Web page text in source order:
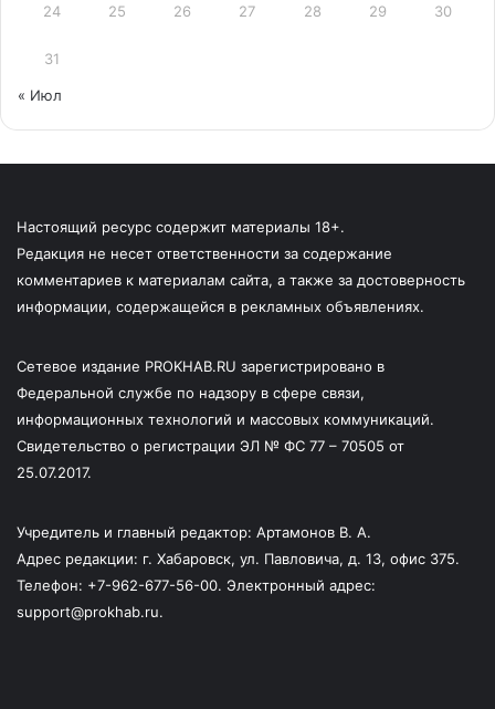
24 25 26 27 28 29 30
31
« Июл
Настоящий ресурс содержит материалы 18+.
Редакция не несет ответственности за содержание
комментариев к материалам сайта, а также за достоверность
информации, содержащейся в рекламных объявлениях.
Сетевое издание PROKHAB.RU зарегистрировано в
Федеральной службе по надзору в сфере связи,
информационных технологий и массовых коммуникаций.
Свидетельство о регистрации ЭЛ № ФС 77 – 70505 от
25.07.2017.
Учредитель и главный редактор: Артамонов В. А.
Адрес редакции: г. Хабаровск, ул. Павловича, д. 13, офис 375.
Телефон: +7-962-677-56-00. Электронный адрес:
support@prokhab.ru.